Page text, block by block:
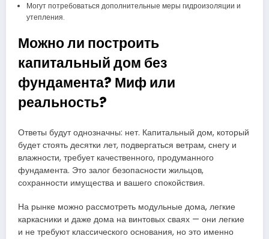
Могут потребоваться дополнительные меры гидроизоляции и
утепления.
Можно ли построить
капитальный дом без
фундамента? Миф или
реальность?
Ответы будут однозначны: нет. Капитальный дом, который
будет стоять десятки лет, подвергаться ветрам, снегу и
влажности, требует качественного, продуманного
фундамента. Это залог безопасности жильцов,
сохранности имущества и вашего спокойствия.
На рынке можно рассмотреть модульные дома, легкие
каркасники и даже дома на винтовых сваях — они легкие
и не требуют классического основания, но это именно